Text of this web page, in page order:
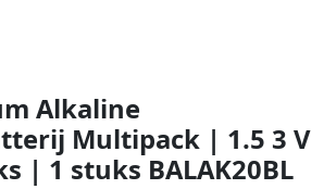
Alkaline
Multipack | 1.5 3 V
| 1 stuks BALAK20BL